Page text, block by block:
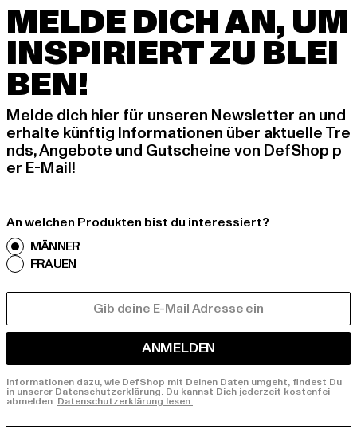
MELDE DICH AN, UM
INSPIRIERT ZU BLEI
BEN!
Melde dich hier für unseren Newsletter an und
erhalte künftig Informationen über aktuelle Tre
nds, Angebote und Gutscheine von DefShop p
er E-Mail!
An welchen Produkten bist du interessiert?
MÄNNER
FRAUEN
ANMELDEN
Informationen dazu, wie DefShop mit Deinen Daten umgeht, findest Du
in unserer Datenschutzerklärung. Du kannst Dich jederzeit kostenfei
abmelden. Datenschutzerklärung lesen.